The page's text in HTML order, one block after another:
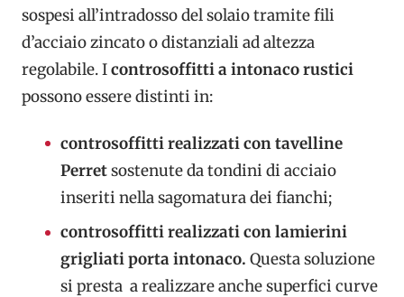
sospesi all’intradosso del solaio tramite fili
d’acciaio zincato o distanziali ad altezza
regolabile. Icontrosoffitti a intonaco rustici
possono essere distinti in:
controsoffitti realizzati con tavelline
Perretsostenute da tondini di acciaio
inseriti nella sagomatura dei fianchi;
controsoffitti realizzati con lamierini
grigliati porta intonaco. Questa soluzione
si presta a realizzare anche superfici curve